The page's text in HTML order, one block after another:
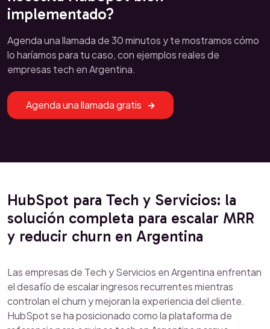
implementado?
Agenda una llamada de 30 minutos y te mostramos cómo
lo haríamos para tu caso, con ejemplos reales de
empresas tech en Argentina.
Agenda una llamada gratis
HubSpot para Tech y Servicios: la
solución completa para escalar MRR
y reducir churn en Argentina
Las empresas de Tech y Servicios en Argentina enfrentan
el desafío de escalar ingresos recurrentes mientras
controlan el churn y mejoran la experiencia del cliente.
HubSpot se ha posicionado como la plataforma de